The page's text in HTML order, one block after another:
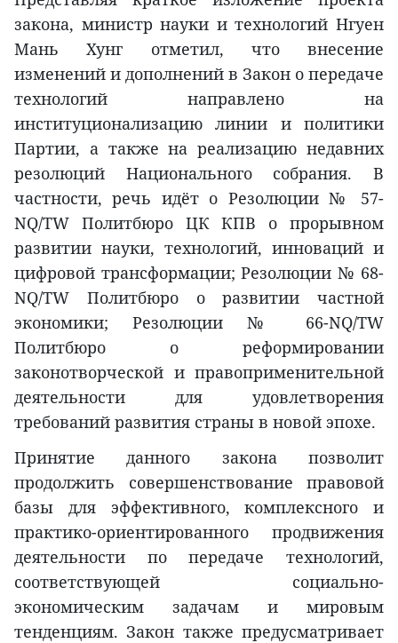
закона, министр науки и технологий Нгуен
Мань Хунг отметил, что внесение
изменений и дополнений в Закон о передаче
технологий направлено на
институционализацию линии и политики
Партии, а также на реализацию недавних
резолюций Национального собрания. В
частности, речь идёт о Резолюции № 57-
NQ/TW Политбюро ЦК КПВ о прорывном
развитии науки, технологий, инноваций и
цифровой трансформации; Резолюции № 68-
NQ/TW Политбюро о развитии частной
экономики; Резолюции № 66-NQ/TW
Политбюро о реформировании
законотворческой и правоприменительной
деятельности для удовлетворения
требований развития страны в новой эпохе.
Принятие данного закона позволит
продолжить совершенствование правовой
базы для эффективного, комплексного и
практико-ориентированного продвижения
деятельности по передаче технологий,
соответствующей социально-
экономическим задачам и мировым
тенденциям. Закон также предусматривает